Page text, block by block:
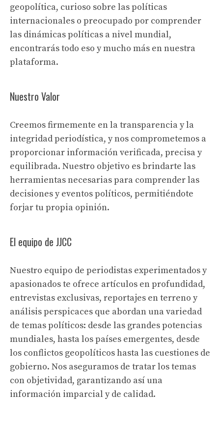
geopolítica, curioso sobre las políticas
internacionales o preocupado por comprender
las dinámicas políticas a nivel mundial,
encontrarás todo eso y mucho más en nuestra
plataforma.
Nuestro Valor
Creemos firmemente en la transparencia y la
integridad periodística, y nos comprometemos a
proporcionar información verificada, precisa y
equilibrada. Nuestro objetivo es brindarte las
herramientas necesarias para comprender las
decisiones y eventos políticos, permitiéndote
forjar tu propia opinión.
El equipo de JJCC
Nuestro equipo de periodistas experimentados y
apasionados te ofrece artículos en profundidad,
entrevistas exclusivas, reportajes en terreno y
análisis perspicaces que abordan una variedad
de temas políticos: desde las grandes potencias
mundiales, hasta los países emergentes, desde
los conflictos geopolíticos hasta las cuestiones de
gobierno. Nos aseguramos de tratar los temas
con objetividad, garantizando así una
información imparcial y de calidad.